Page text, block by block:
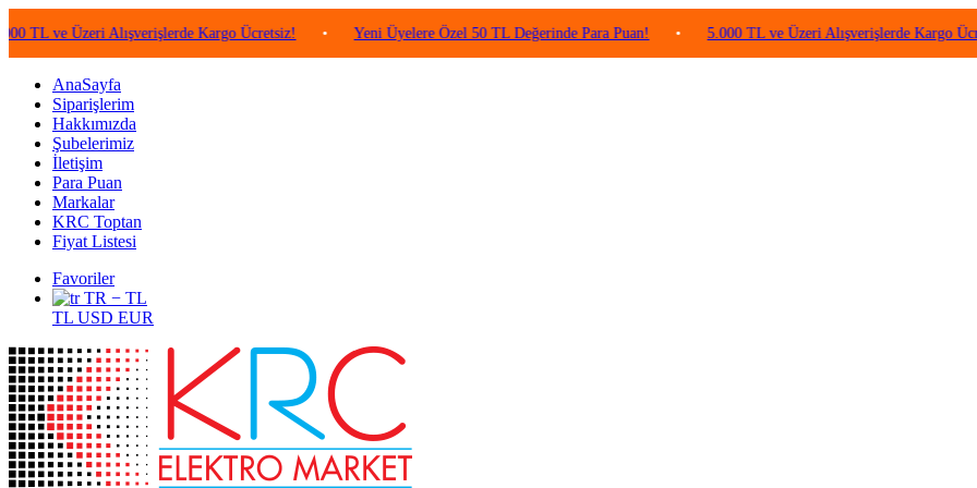
Üzeri Alışverişlerde Kargo Ücretsiz! • Yeni Üyelere Özel 50 TL Değerinde Para Puan! • 5.000 TL ve Üzeri Alışverişlerde Kargo Ücretsiz!
AnaSayfa
Siparişlerim
Hakkımızda
Şubelerimiz
İletişim
Para Puan
Markalar
KRC Toptan
Fiyat Listesi
Favoriler
TR − TL
TL USD EUR